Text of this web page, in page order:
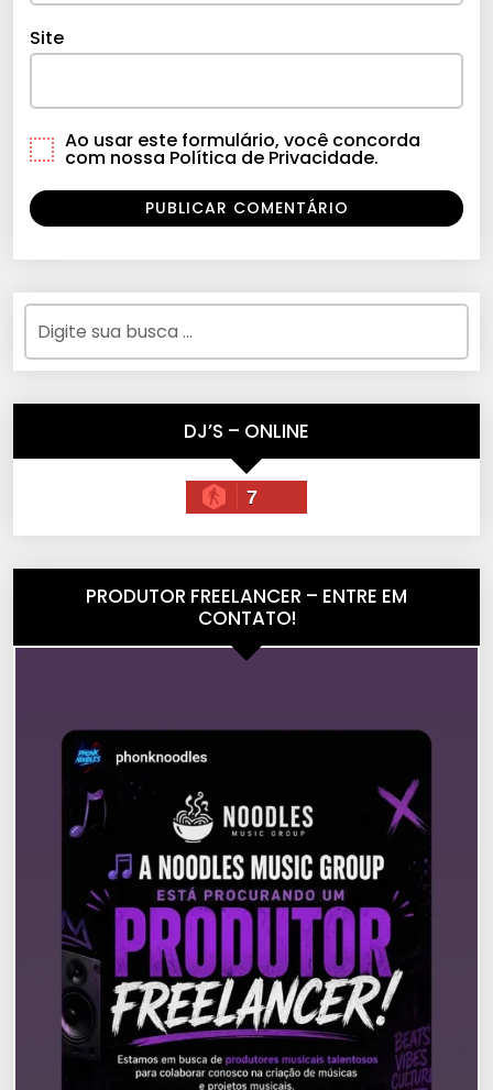
Site
Ao usar este formulário, você concorda
com nossa Política de Privacidade.
DJ’S – ONLINE
7
PRODUTOR FREELANCER – ENTRE EM
CONTATO!